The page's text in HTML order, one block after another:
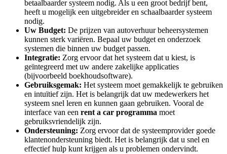
betaalbaarder systeem nodig. Als u een groot bedrijf bent,
heeft u mogelijk een uitgebreider en schaalbaarder systeem
nodig.
Uw Budget: De prijzen van autoverhuur beheersystemen
kunnen sterk variëren. Bepaal uw budget en onderzoek
systemen die binnen uw budget passen.
Integratie: Zorg ervoor dat het systeem dat u kiest, is
geïntegreerd met uw andere zakelijke applicaties
(bijvoorbeeld boekhoudsoftware).
Gebruiksgemak: Het systeem moet gemakkelijk te gebruiken
en intuïtief zijn. Het is belangrijk dat uw medewerkers het
systeem snel leren en kunnen gaan gebruiken. Vooral de
interface van een rent a car programma moet
gebruiksvriendelijk zijn.
Ondersteuning: Zorg ervoor dat de systeemprovider goede
klantenondersteuning biedt. Het is belangrijk dat u snel en
effectief hulp kunt krijgen als u problemen ondervindt.